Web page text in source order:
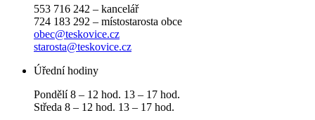
553 716 242 – kancelář
724 183 292 – místostarosta obce
obec@teskovice.cz
starosta@teskovice.cz
Úřední hodiny
Pondělí 8 – 12 hod. 13 – 17 hod.
Středa 8 – 12 hod. 13 – 17 hod.